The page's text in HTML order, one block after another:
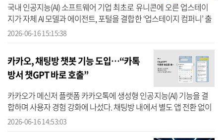
국내 인공지능(AI) 소프트웨어 기업 최초로 유니콘에 오른 업스테이
지가 자체 AI 모델과 에이전트, 포털을 결합한 ‘업스테이지 컴퍼니’ 출
범을 선언했다. 기업용 AI를 넘어 일반 이용자까지 포괄하는 플랫폼
2026-06-16 15:15:38
카카오, 채팅방 챗봇 기능 도입…“카톡
방서 챗GPT 바로 호출”
카카오가 메신저 플랫폼 카카오톡에 생성형 인공지능(AI) 기능을 결
합하며 사용자 경험 강화에 나섰다. 채팅방 내에서 별도 앱 전환 없이
챗GPT를 직접 호출해 답변을 받을 수 있는 것이 핵심이다. 16일 카카
2026-06-16 14:53:03